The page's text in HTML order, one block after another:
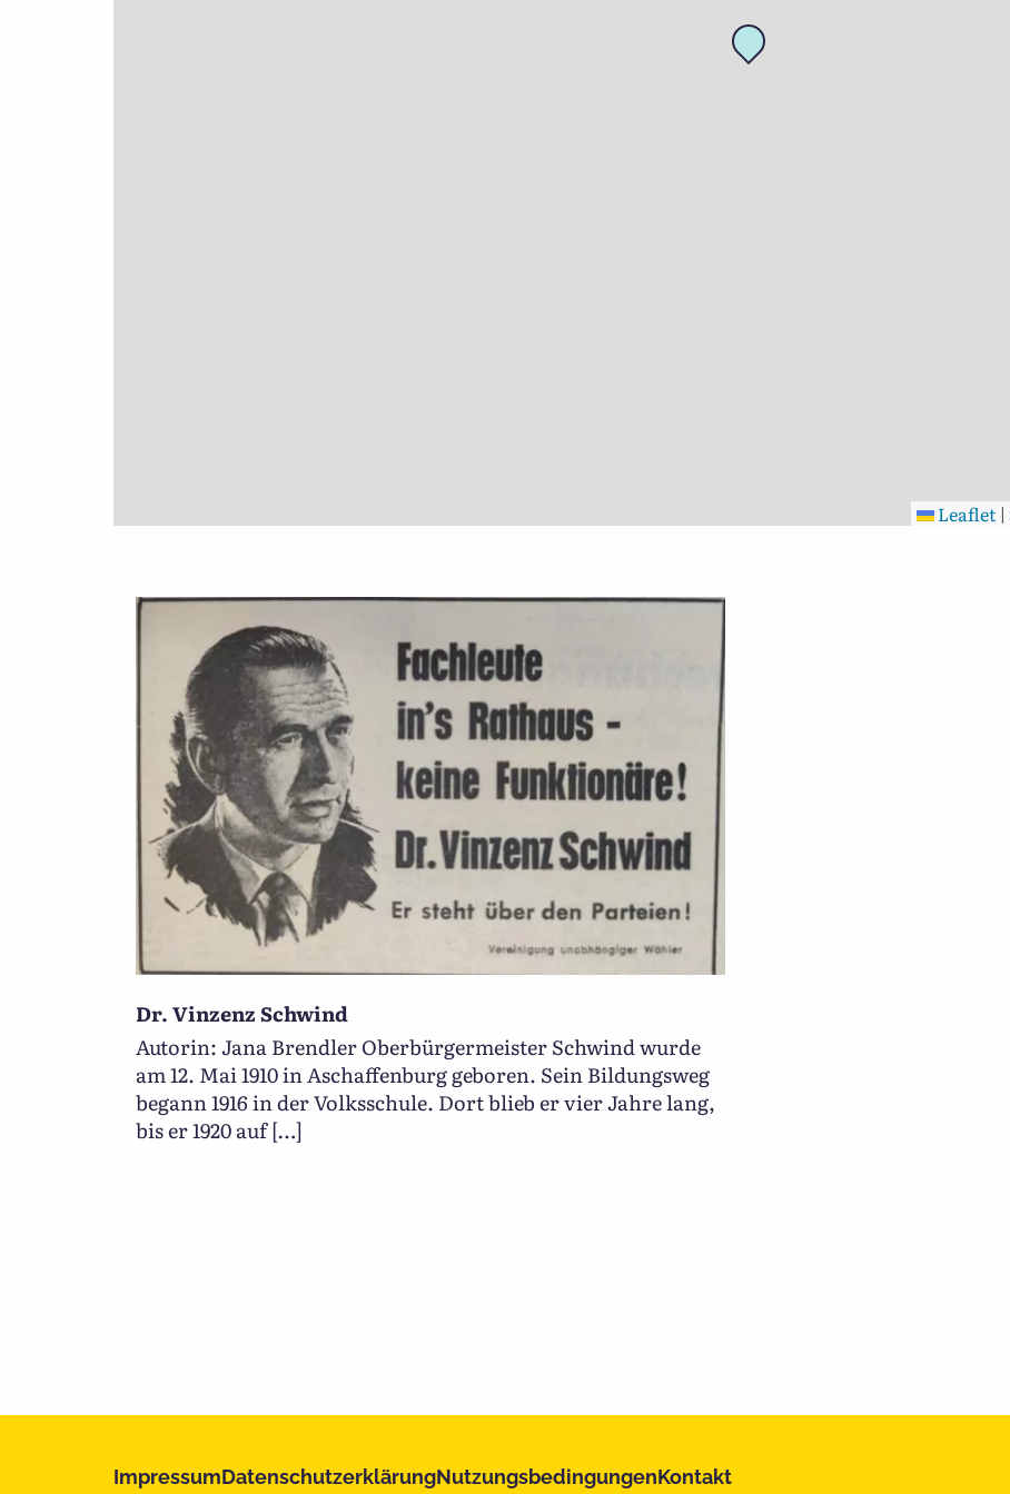
Leaflet |
Dr. Vinzenz Schwind
Autorin: Jana Brendler Oberbürgermeister Schwind wurde
am 12. Mai 1910 in Aschaffenburg geboren. Sein Bildungsweg
begann 1916 in der Volksschule. Dort blieb er vier Jahre lang,
bis er 1920 auf […]
ImpressumDatenschutzerklärungNutzungsbedingungenKontakt